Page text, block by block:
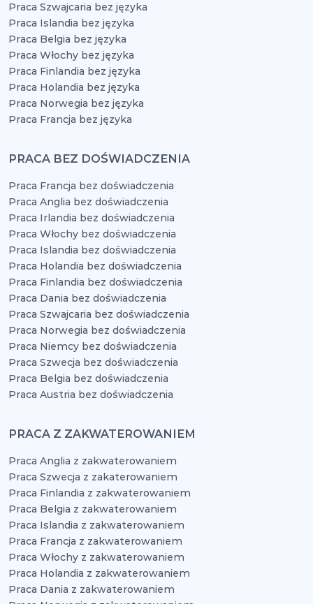
Praca Szwajcaria bez języka
Praca Islandia bez języka
Praca Belgia bez języka
Praca Włochy bez języka
Praca Finlandia bez języka
Praca Holandia bez języka
Praca Norwegia bez języka
Praca Francja bez języka
PRACA BEZ DOŚWIADCZENIA
Praca Francja bez doświadczenia
Praca Anglia bez doświadczenia
Praca Irlandia bez doświadczenia
Praca Włochy bez doświadczenia
Praca Islandia bez doświadczenia
Praca Holandia bez doświadczenia
Praca Finlandia bez doświadczenia
Praca Dania bez doświadczenia
Praca Szwajcaria bez doświadczenia
Praca Norwegia bez doświadczenia
Praca Niemcy bez doświadczenia
Praca Szwecja bez doświadczenia
Praca Belgia bez doświadczenia
Praca Austria bez doświadczenia
PRACA Z ZAKWATEROWANIEM
Praca Anglia z zakwaterowaniem
Praca Szwecja z zakaterowaniem
Praca Finlandia z zakwaterowaniem
Praca Belgia z zakwaterowaniem
Praca Islandia z zakwaterowaniem
Praca Francja z zakwaterowaniem
Praca Włochy z zakwaterowaniem
Praca Holandia z zakwaterowaniem
Praca Dania z zakwaterowaniem